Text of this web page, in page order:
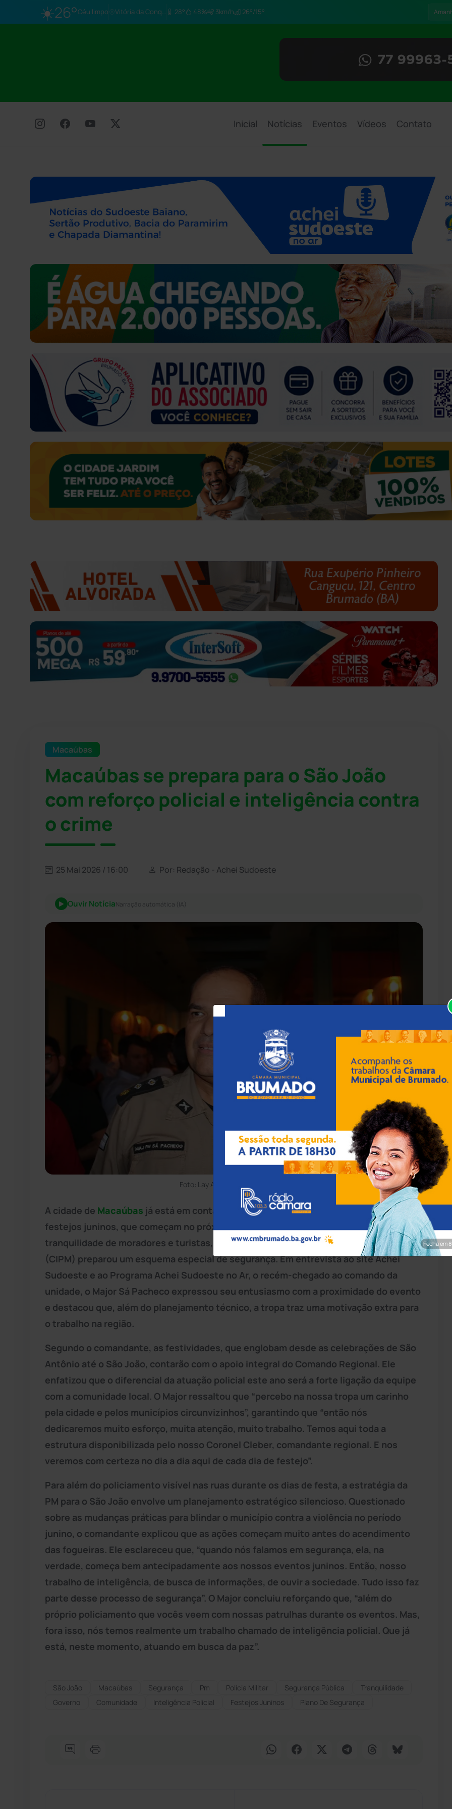
☀️26°Céu limpo Vitória da Conq… 28° 48% 3km/h 26°/15°
Inicial Notícias Eventos Vídeos Contato
Macaúbas
Macaúbas se prepara para o São João
com reforço policial e inteligência contra
o crime
25 Mai 2026 / 16:00 Por: Redação - Achei Sudoeste
Ouvir NotíciaNarração automática (IA)
Foto: Lay Amorim/Achei Sudoeste
A cidade de Macaúbas já está em contagem regressiva para o início dos tradicionais
festejos juninos, que começam no próximo final de semana. Para garantir a
tranquilidade de moradores e turistas, a 4ª Companhia Independente da
Polícia Militar
(CIPM) preparou um esquema especial de segurança. Em entrevista ao site Achei
Sudoeste e ao Programa Achei Sudoeste no Ar, o recém-chegado ao comando da
unidade, o Major Sá Pacheco expressou seu entusiasmo com a proximidade do evento
e destacou que, além do planejamento técnico, a tropa traz uma motivação extra para
o trabalho na região.
Segundo o comandante, as festividades, que englobam desde as celebrações de São
Antônio até o São João, contarão com o apoio integral do Comando Regional. Ele
enfatizou que o diferencial da atuação policial este ano será a forte ligação da equipe
com a comunidade local. O Major ressaltou que “percebo na nossa tropa um carinho
pela cidade e pelos municípios circunvizinhos”, garantindo que “então nós
dedicaremos muito esforço, muita atenção, muito trabalho. Temos aqui toda a
estrutura disponibilizada pelo nosso Coronel Cleber, comandante regional. E nos
veremos com certeza no dia a dia aqui de cada dia de festejo”.
Para além do policiamento visível nas ruas durante os dias de festa, a estratégia da
PM para o São João envolve um planejamento estratégico silencioso. Questionado
sobre as mudanças práticas para blindar o município contra a violência no período
junino, o comandante explicou que as ações começam muito antes do acendimento
das fogueiras. Ele esclareceu que, “quando nós falamos em segurança, ela, na
verdade, começa bem antecipadamente aos nossos eventos juninos. Então, nosso
trabalho de inteligência, de busca de informações, de ouvir a sociedade. Tudo isso faz
parte desse processo de segurança”. O Major concluiu reforçando que, “além do
próprio policiamento que vocês veem com nossas patrulhas durante os eventos. Mas,
fora isso, nós temos realmente um trabalho chamado de inteligência policial. Que já
está, neste momento, atuando em busca da paz”.
São João Macaúbas Segurança Pm Polícia Militar Segurança Pública
Tranquilidade
Governo
Comunidade Inteligência Policial Festejos Juninos Plano De Segurança
Fecha em